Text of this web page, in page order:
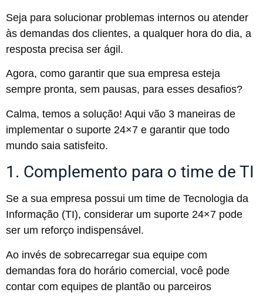
Seja para solucionar problemas internos ou atender
às demandas dos clientes, a qualquer hora do dia, a
resposta precisa ser ágil.
Agora, como garantir que sua empresa esteja
sempre pronta, sem pausas, para esses desafios?
Calma, temos a solução! Aqui vão 3 maneiras de
implementar o suporte 24×7 e garantir que todo
mundo saia satisfeito.
1. Complemento para o time de TI
Se a sua empresa possui um time de Tecnologia da
Informação (TI), considerar um suporte 24×7 pode
ser um reforço indispensável.
Ao invés de sobrecarregar sua equipe com
demandas fora do horário comercial, você pode
contar com equipes de plantão ou parceiros